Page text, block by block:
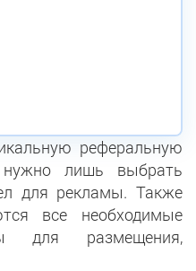
реферальную
нужно лишь выбрать
для рекламы. Также
все необходимые
для размещения,